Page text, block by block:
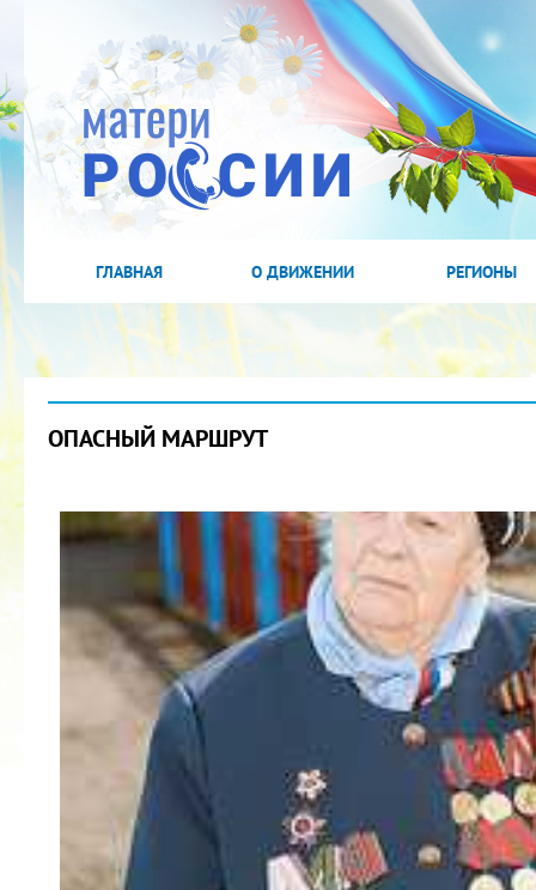
ГЛАВНАЯ О ДВИЖЕНИИ РЕГИОНЫ
ОПАСНЫЙ МАРШРУТ
КУБОК ДРУЖБЫ
02.09.2019